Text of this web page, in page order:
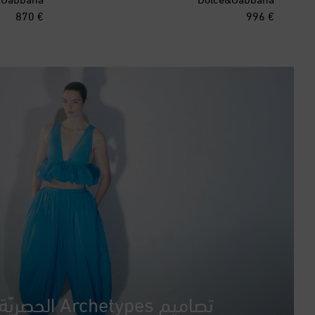
€ 870
price
€ 996
original price
تصاميم Archetypes الحصريّة من Alaïa